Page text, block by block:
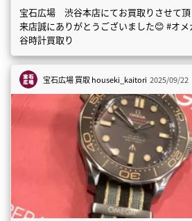
宝石広場 渋谷本店にてお買取りさせて
来店誠にありがとうございました😊 #
谷時計買取り
宝石広場 買取houseki_kaitori 2025/09/22